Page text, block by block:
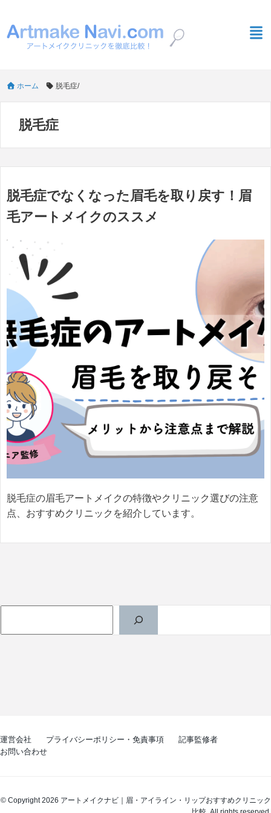
ホーム /
脱毛症
脱毛症
脱毛症でなくなった眉毛を取り戻す！眉
毛アートメイクのススメ
脱毛症の眉毛アートメイクの特徴やクリニック選びの注意
点、おすすめクリニックを紹介しています。
運営会社 プライバシーポリシー・免責事項
記事監修者
お問い合わせ
© Copyright 2026 アートメイクナビ｜眉・アイライン・リップおすすめクリニック